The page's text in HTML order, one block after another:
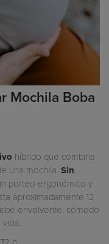
Mochila Boba
híbrido que combina
una mochila. Sin
porteo ergonómico y
aproximadamente 12
envolvente, cómodo
h